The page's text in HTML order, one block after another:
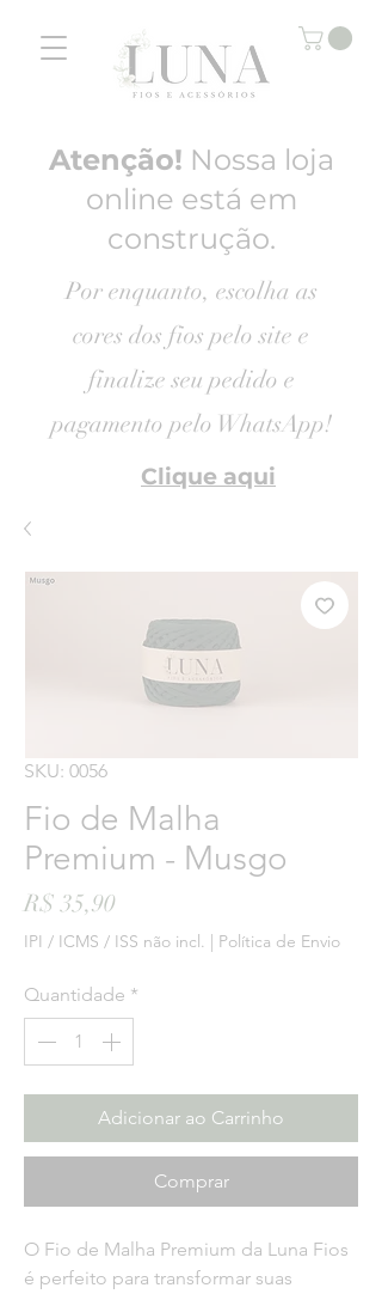
Atenção! Nossa loja
online está em
construção.
Por enquanto, escolha as
cores dos fios pelo site e
finalize seu pedido e
pagamento pelo WhatsApp!
Clique aqui
SKU: 0056
Fio de Malha
Premium - Musgo
R$ 35,90
IPI / ICMS / ISS não incl. Política de Envio
Quantidade *
Adicionar ao Carrinho
Comprar
O Fio de Malha Premium da Luna Fios
é perfeito para transformar suas